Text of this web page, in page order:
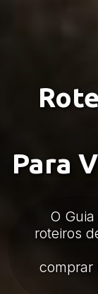
Para
O
roteiros
comprar